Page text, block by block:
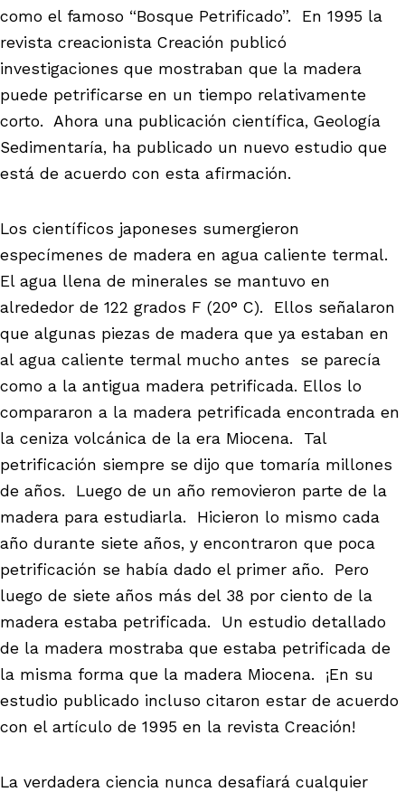
como el famoso “Bosque Petrificado”. En 1995 la
revista creacionista Creación publicó
investigaciones que mostraban que la madera
puede petrificarse en un tiempo relativamente
corto. Ahora una publicación científica, Geología
Sedimentaría, ha publicado un nuevo estudio que
está de acuerdo con esta afirmación.
Los científicos japoneses sumergieron
especímenes de madera en agua caliente termal.
El agua llena de minerales se mantuvo en
alrededor de 122 grados F (20° C). Ellos señalaron
que algunas piezas de madera que ya estaban en
al agua caliente termal mucho antes se parecía
como a la antigua madera petrificada. Ellos lo
compararon a la madera petrificada encontrada en
la ceniza volcánica de la era Miocena. Tal
petrificación siempre se dijo que tomaría millones
de años. Luego de un año removieron parte de la
madera para estudiarla. Hicieron lo mismo cada
año durante siete años, y encontraron que poca
petrificación se había dado el primer año. Pero
luego de siete años más del 38 por ciento de la
madera estaba petrificada. Un estudio detallado
de la madera mostraba que estaba petrificada de
la misma forma que la madera Miocena. ¡En su
estudio publicado incluso citaron estar de acuerdo
con el artículo de 1995 en la revista Creación!
La verdadera ciencia nunca desafiará cualquier